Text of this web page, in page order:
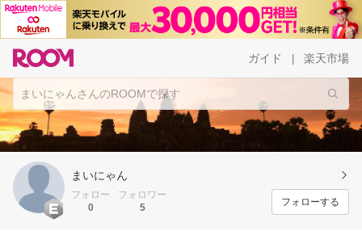
ガイド 楽天市場
まいにゃん
フォロー
0
フォロワー
5
フォローする